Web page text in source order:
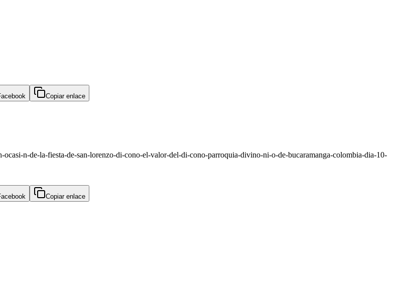
Copiar enlace
n-de-la-fiesta-de-san-lorenzo-di-cono-el-valor-del-di-cono-parroquia-divino-ni-o-de-bucaramanga-colombia-dia-10-
Copiar enlace